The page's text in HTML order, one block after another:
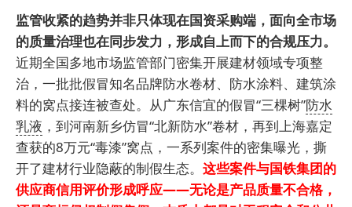
监管收紧的趋势并非只体现在国资采购端，面向全市场
的质量治理也在同步发力，形成自上而下的合规压力。
近期全国多地市场监管部门密集开展建材领域专项整
治，一批批假冒知名品牌防水卷材、防水涂料、建筑涂
料的窝点接连被查处。从广东信宜的假冒“三棵树”防水
乳液 ，到河南新乡仿冒“北新防水”卷材，再到上海嘉定
查获的8万元“毒漆”窝点，一系列案件的密集曝光，撕
开了建材行业隐蔽的制假生态。 这些案件与国铁集团的
供应商信用评价形成呼应——无论是产品质量不合格，